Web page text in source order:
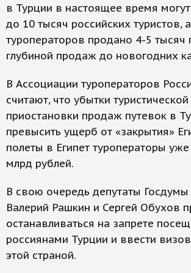
в Турции в настоящее время
до 10 тысяч российских туристов,
туроператоров продано 4-5 тысяч
глубиной продаж до новогодних
В Ассоциации туроператоров
считают, что убытки
приостановки продаж путевок в
превысить ущерб от «закрытия»
полеты в Египет туроператоры
млрд рублей.
В свою очередь депутаты
Валерий Рашкин и Сергей Обухов
останавливаться на запрете
россиянами Турции и ввести
этой страной.